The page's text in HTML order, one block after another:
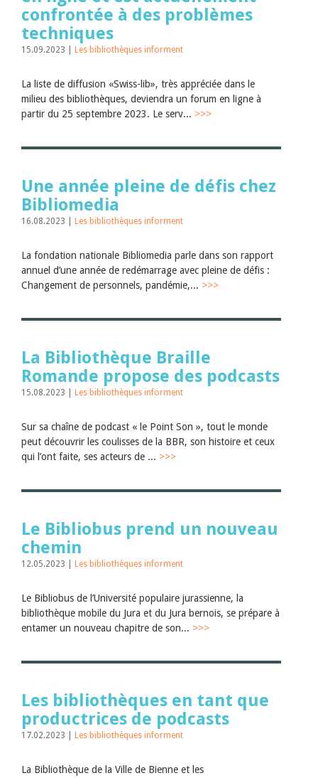
confrontée à des problèmes
techniques
15.09.2023 | Les bibliothèques informent
La liste de diffusion «Swiss-lib», très appréciée dans le
milieu des bibliothèques, deviendra un forum en ligne à
partir du 25 septembre 2023. Le serv... >>>
Une année pleine de défis chez
Bibliomedia
16.08.2023 | Les bibliothèques informent
La fondation nationale Bibliomedia parle dans son rapport
annuel d’une année de redémarrage avec pleine de défis :
Changement de personnels, pandémie,... >>>
La Bibliothèque Braille
Romande propose des podcasts
15.08.2023 | Les bibliothèques informent
Sur sa chaîne de podcast « le Point Son », tout le monde
peut découvrir les coulisses de la BBR, son histoire et ceux
qui l’ont faite, ses acteurs de ... >>>
Le Bibliobus prend un nouveau
chemin
12.05.2023 | Les bibliothèques informent
Le Bibliobus de l’Université populaire jurassienne, la
bibliothèque mobile du Jura et du Jura bernois, se prépare à
entamer un nouveau chapitre de son... >>>
Les bibliothèques en tant que
productrices de podcasts
17.02.2023 | Les bibliothèques informent
La Bibliothèque de la Ville de Bienne et les